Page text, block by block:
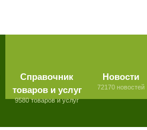
Справочник
товаров и услуг
9580 товаров и услуг
Новости
72170 новостей